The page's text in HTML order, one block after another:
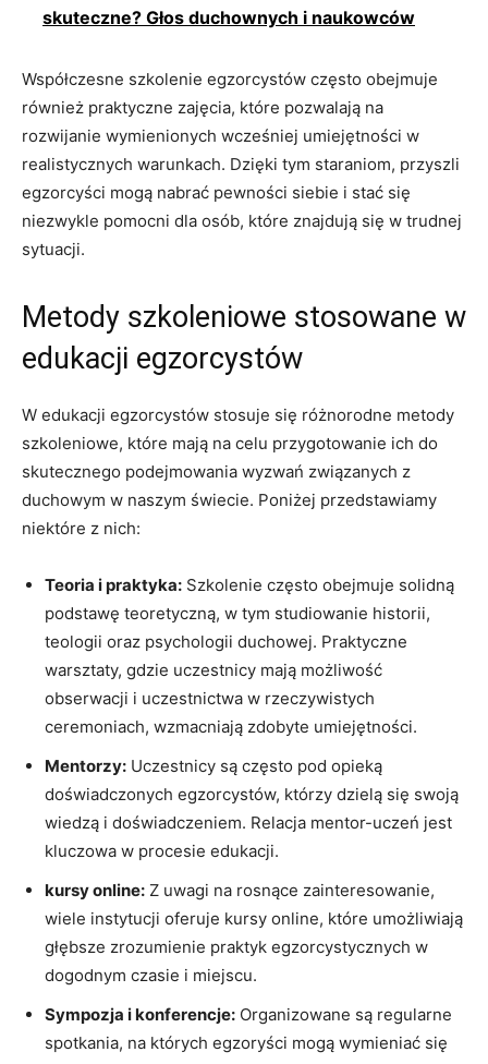
skuteczne? Głos duchownych i naukowców
Współczesne ‌szkolenie egzorcystów często obejmuje
również praktyczne zajęcia, które pozwalają na
rozwijanie wymienionych wcześniej umiejętności w​
realistycznych warunkach. Dzięki tym staraniom, ⁤przyszli
egzorcyści ‍mogą nabrać ​pewności siebie i stać się⁤
niezwykle pomocni dla​ osób, które znajdują się w trudnej
sytuacji.
Metody szkoleniowe‍ stosowane w
edukacji egzorcystów
W edukacji egzorcystów stosuje⁤ się​ różnorodne ​metody⁢
szkoleniowe, ⁢które⁢ mają​ na celu przygotowanie ich ‌do⁢
skutecznego ⁢podejmowania⁣ wyzwań związanych z
duchowym w naszym świecie. Poniżej przedstawiamy
niektóre z nich:
Teoria i praktyka: ‍Szkolenie ⁢często obejmuje solidną
podstawę teoretyczną, w⁢ tym studiowanie‌ historii,
teologii​ oraz psychologii duchowej. Praktyczne
warsztaty, gdzie uczestnicy mają ⁢możliwość
obserwacji i uczestnictwa w⁢ rzeczywistych
⁤ceremoniach, wzmacniają zdobyte⁤ umiejętności.
Mentorzy: Uczestnicy są często‍ pod opieką
doświadczonych egzorcystów, którzy dzielą się swoją
wiedzą i ⁤doświadczeniem. Relacja mentor-uczeń jest
kluczowa w procesie edukacji.
kursy⁢ online: Z uwagi na rosnące‍ zainteresowanie,
wiele instytucji oferuje kursy online, które⁤ umożliwiają
głębsze⁤ zrozumienie praktyk egzorcystycznych w
‍dogodnym czasie i miejscu.
Sympozja i konferencje: Organizowane są regularne
spotkania, ⁢na których egzoryści mogą‌ wymieniać się